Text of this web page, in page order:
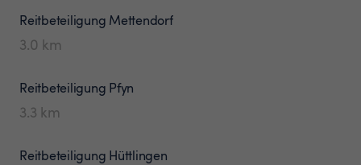
Reitbeteiligung Mettendorf
3.0 km
Reitbeteiligung Pfyn
3.3 km
Reitbeteiligung Hüttlingen